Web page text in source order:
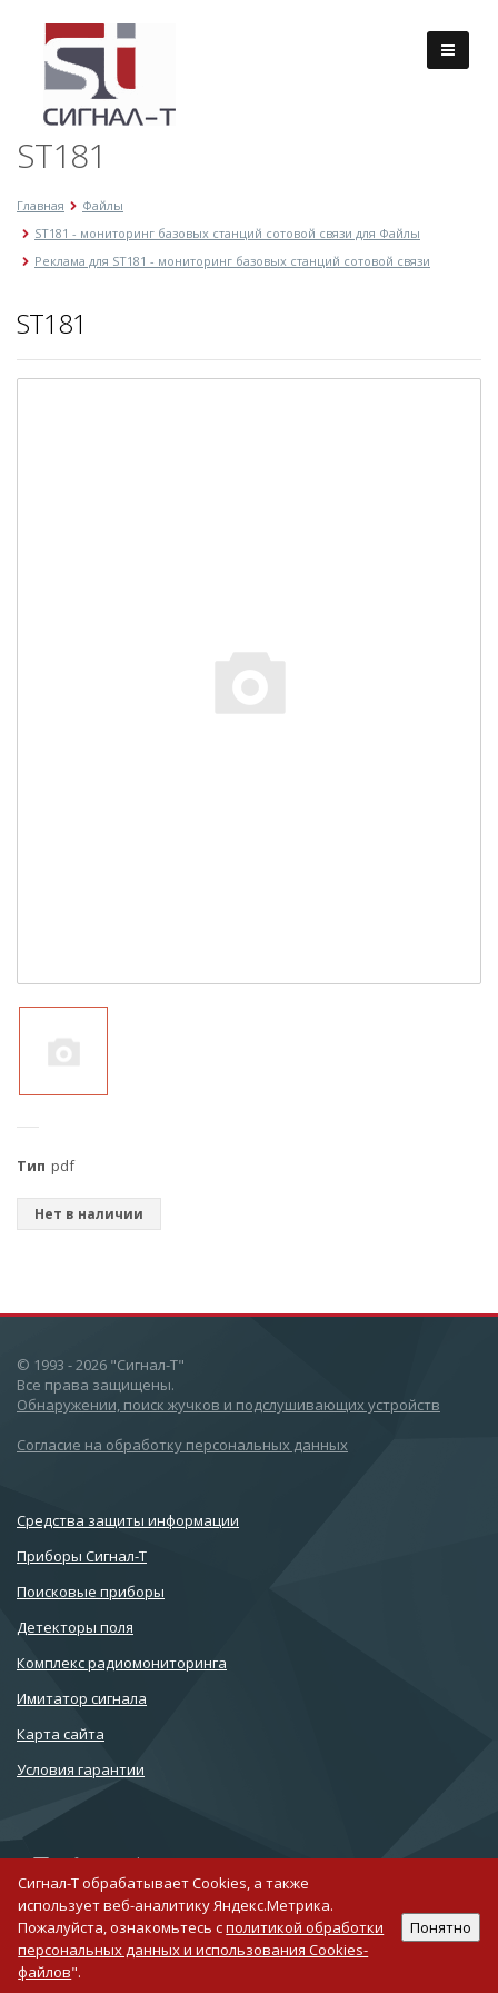
ST181
Главная
Файлы
ST181 - мониторинг базовых станций сотовой связи для Файлы
Реклама для ST181 - мониторинг базовых станций сотовой связи
ST181
Тип pdf
Нет в наличии
© 1993 - 2026 "Сигнал-Т"
Все права защищены.
Обнаружении, поиск жучков и подслушивающих устройств
Согласие на обработку персональных данных
Cредства защиты информации
Приборы Сигнал-Т
Поисковые приборы
Детекторы поля
Комплекс радиомониторинга
Имитатор сигнала
Карта сайта
Условия гарантии
info@signal-t.ru
+7 (812) 677-10-75
Создание сайта на 1C-Битрикс
Сигнал-Т обрабатывает Cookies, а также
использует веб-аналитику Яндекс.Метрика.
Пожалуйста, ознакомьтесь сполитикой обработки
персональных данных и использования Cookies-
файлов".
Понятно